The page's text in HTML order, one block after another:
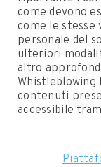
come devono
come le
personale del
ulteriori
altro
Whistleblowing
contenuti
accessibile